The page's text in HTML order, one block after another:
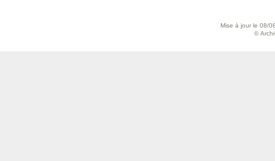
Mise à jour le 08/
©